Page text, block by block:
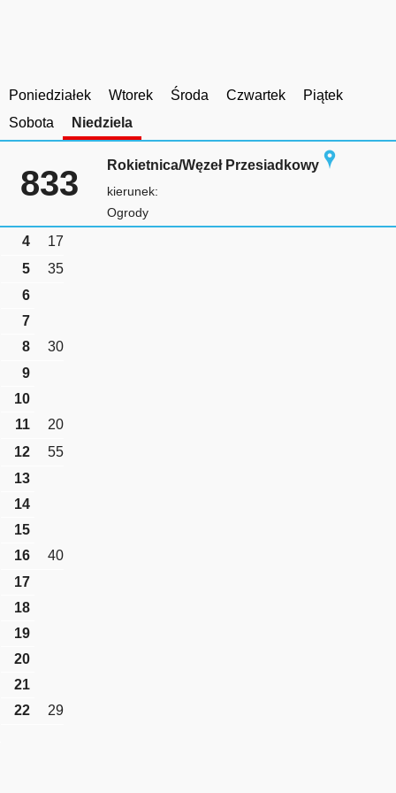
Poniedziałek Wtorek Środa Czwartek
Piątek
Sobota
Niedziela
833 Rokietnica/Węzeł Przesiadkowy
kierunek:
Ogrody
4
17
5
35
6
7
8
30
9
10
11
20
12
55
13
14
15
16
40
17
18
19
20
21
22
29